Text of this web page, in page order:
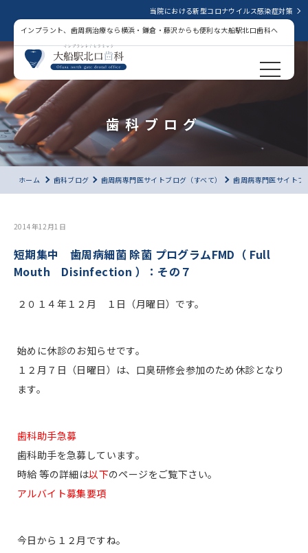
当院における新型コロナウイルス感染症対策
インプラント、歯周病治療なら横浜・鎌倉・藤沢からも便利な大船駅北口歯科へ
歯科ブログ
ホーム 歯科ブログ 歯周病専門医サイトブログ（すべて） 歯周病専門医サイトブ
2014年12月1日
短期集中 歯周病細菌 除菌 プログラムFMD（ Full
Mouth Disinfection ）：その７
２０１４年１２月 １日（月曜日）です。
始めに休診のお知らせです。
１２月７日（日曜日）は、口臭研修会参加のため休診となり
ます。
歯科助手急募
歯科助手を急募しています。
時給 等の詳細は以下のページをご覧下さい。
アルバイト募集要項
今日から１２月ですね。